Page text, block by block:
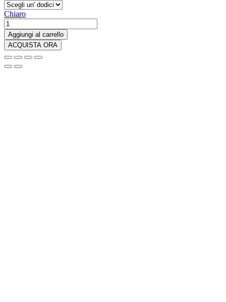
Chiaro
Quantità
del
Pokémon
Mega
Brave
&
Aggiungi al carrello
ACQUISTA ORA